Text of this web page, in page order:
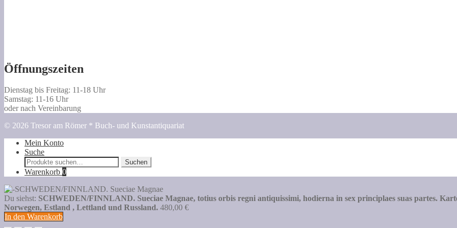
Öffnungszeiten
Dienstag bis Freitag: 11-18 Uhr
Samstag: 11-16 Uhr
oder nach Vereinbarung
© 2026 Tresor am Römer * Buch- und Kunstantiquariat
Mein Konto
Suche
Suche
nach:
Suchen
Warenkorb 0
Du siehst: SCHWEDEN/FINNLAND. Sueciae Magnae, totius orbis regni antiquissimi, hodierna in sex principlaes suas partes.
Norwegen, Estland , Lettland und Russland. 480,00 €
In den Warenkorb